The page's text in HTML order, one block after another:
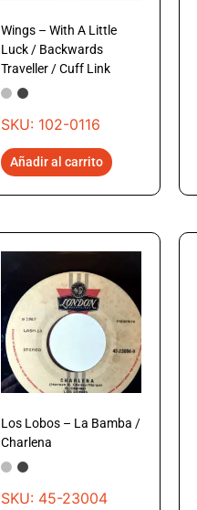
Wings – With A Little
Luck / Backwards
Traveller / Cuff Link
SKU: 102-0116
Añadir al carrito
Los Lobos – La Bamba /
Charlena
SKU: 45-23004